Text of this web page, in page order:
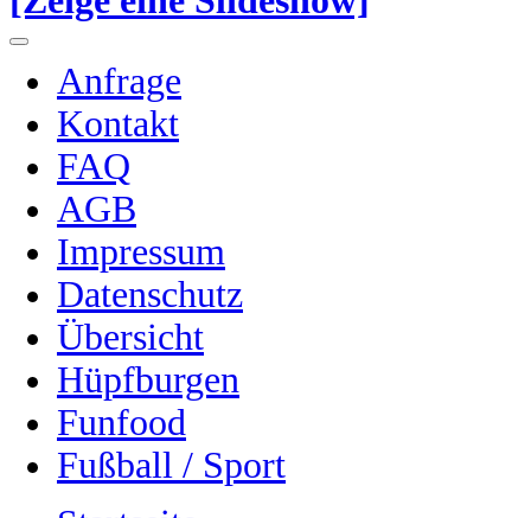
Anfrage
Kontakt
FAQ
AGB
Impressum
Datenschutz
Übersicht
Hüpfburgen
Funfood
Fußball / Sport